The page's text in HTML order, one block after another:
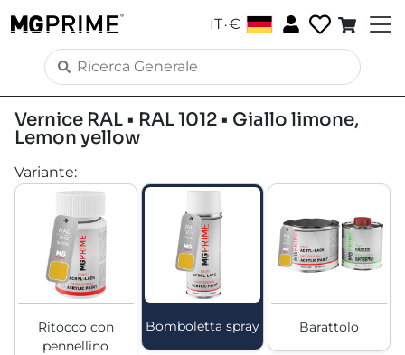
IT.€
Vernice RAL • RAL 1012 • Giallo limone,
Lemon yellow
Variante:
Ritocco con
pennellino
Bomboletta spray Barattolo